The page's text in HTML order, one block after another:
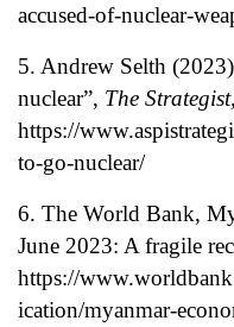
accused-of-nuclear-
5. Andrew Selth
nuclear”, The Strategist,
https://
to-go-nuclear/
6. The World Bank,
June 2023: A fragile
https://
ication/myanmar-